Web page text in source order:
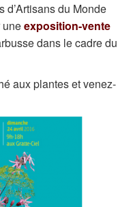
d’Artisans du Monde
uneexposition-vente
dans le cadre du
aux plantes et venez-